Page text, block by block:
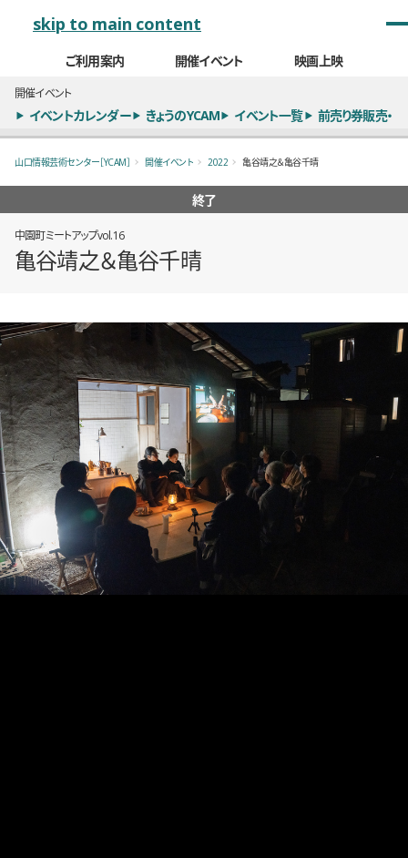
skip to main content
ご利用案内 開催イベント 映画上映
開催イベント
イベントカレンダー きょうのYCAM イベント一覧 前売り券販売・
山口情報芸術センター［YCAM］ 開催イベント 2022 亀谷靖之＆亀谷千晴
終了
中園町ミートアップvol.16
亀谷靖之＆亀谷千晴
概要
全6枚のうち、1枚目のスライド